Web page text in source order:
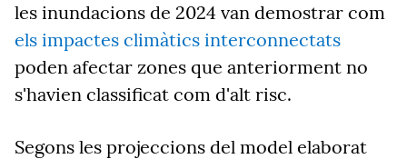
les inundacions de 2024 van demostrar com
els impactes climàtics interconnectats
poden afectar zones que anteriorment no
s'havien classificat com d'alt risc.
Segons les projeccions del model elaborat